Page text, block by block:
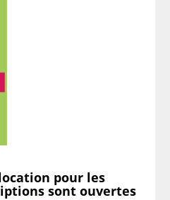
pour les
sont ouvertes